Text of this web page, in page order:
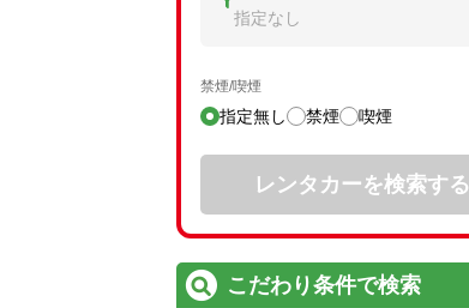
指定なし
禁煙/喫煙
指定無し 禁煙 喫煙
レンタカーを検索する
こだわり条件で検索